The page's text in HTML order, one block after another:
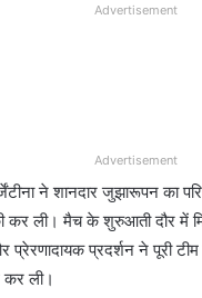
Advertisement
Advertisement
ने शानदार जुझारूपन का
कर ली। मैच के शुरुआती दौर में
प्रदर्शन ने पूरी
कर ली।